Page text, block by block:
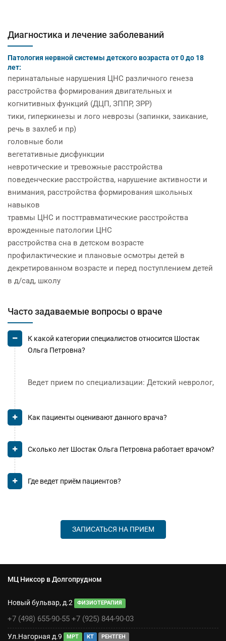
Диагностика и лечение заболеваний
Патология нервной системы детского возраста от 0 до 18
лет:
перинатальные нарушения ЦНС различного генеза
расстройства формирования двигательных и
когнитивных функций (ДЦП, ЗППР, ЗРР)
тики, гиперкинезы и лого неврозы (запинки, заикание,
речь в захлеб и пр)
головные боли
вегетативные дисфункции
невротические и тревожные расстройства
поведенческие расстройства, нарушение активности и
внимания, расстройства формирования школьных
навыков
травмы ЦНС и посттравматические расстройства
врожденные патологии ЦНС
расстройства сна в детском возрасте
профилактические и плановые осмотры детей в
декретированном возрасте и перед поступлением детей
в д/сад, школу
Часто задаваемые вопросы о враче
К какой категории специалистов относится Шостак
Ольга Петровна?
Ведет прием по специализации: Детский невролог,
Как пациенты оценивают данного врача?
Сколько лет Шостак Ольга Петровна работает врачом?
Где ведет приём пациентов?
ЗАПИСАТЬСЯ НА ПРИЕМ
МЦ Никсор в Долгопрудном
Новый бульвар, д.2 ФИЗИОТЕРАПИЯ
+7 (498) 655-90-55 +7 (925) 844-90-03
Ул.Нагорная д.9 МРТ КТ РЕНТГЕН